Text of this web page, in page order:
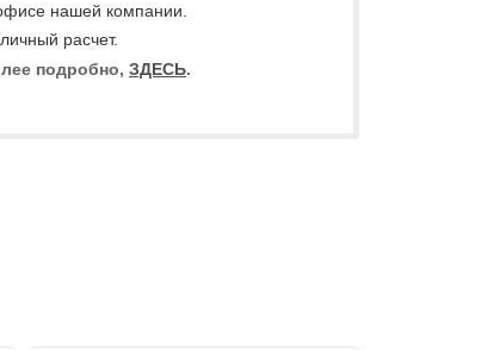
нашей компании.
расчет.
подробно, ЗДЕСЬ.